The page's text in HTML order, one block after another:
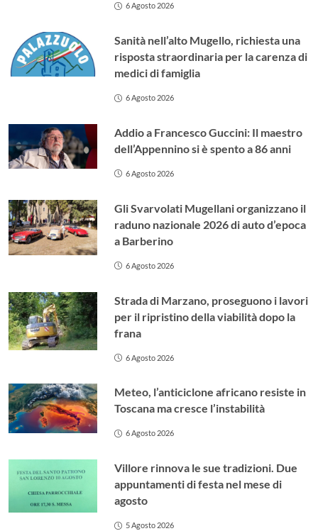
6 Agosto 2026
Sanità nell’alto Mugello, richiesta una
risposta straordinaria per la carenza di
medici di famiglia
6 Agosto 2026
Addio a Francesco Guccini: Il maestro
dell’Appennino si è spento a 86 anni
6 Agosto 2026
Gli Svarvolati Mugellani organizzano il
raduno nazionale 2026 di auto d’epoca
a Barberino
6 Agosto 2026
Strada di Marzano, proseguono i lavori
per il ripristino della viabilità dopo la
frana
6 Agosto 2026
Meteo, l’anticiclone africano resiste in
Toscana ma cresce l’instabilità
6 Agosto 2026
Villore rinnova le sue tradizioni. Due
appuntamenti di festa nel mese di
agosto
5 Agosto 2026